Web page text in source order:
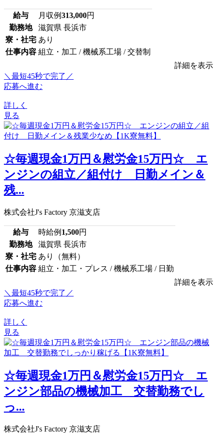
給与 月収例313,000円
勤務地
滋賀県 長浜市
寮・社宅 あり
仕事内容 組立・加工 / 機械系工場 / 交替制
詳細を表示
＼最短45秒で完了／
応募へ進む
詳しく
見る
☆毎週現金1万円＆慰労金15万円☆ エ
ンジンの組立／組付け 日勤メイン＆
残...
株式会社J's Factory 京滋支店
給与 時給例 1,500円
勤務地
滋賀県 長浜市
寮・社宅 あり（無料）
仕事内容 組立・加工・プレス / 機械系工場 / 日勤
詳細を表示
＼最短45秒で完了／
応募へ進む
詳しく
見る
☆毎週現金1万円＆慰労金15万円☆ エ
ンジン部品の機械加工 交替勤務でし
っ...
株式会社J's Factory 京滋支店